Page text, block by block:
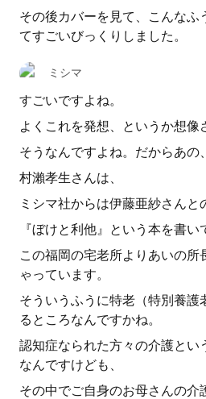
その後カバーを見て、こんなふ
てすごいびっくりしました。
ミシマ
すごいですよね。
よくこれを発想、というか想像
そうなんですよね。だからあの、
村瀨孝生さんは、
ミシマ社からは伊藤亜紗さんと
『ぼけと利他』という本を書い
この福岡の宅老所よりあいの所
ゃっています。
そういうふうに特老（特別養護
るところなんですかね。
認知症なられた方々の介護とい
なんですけども、
その中でご自身のお母さんの介